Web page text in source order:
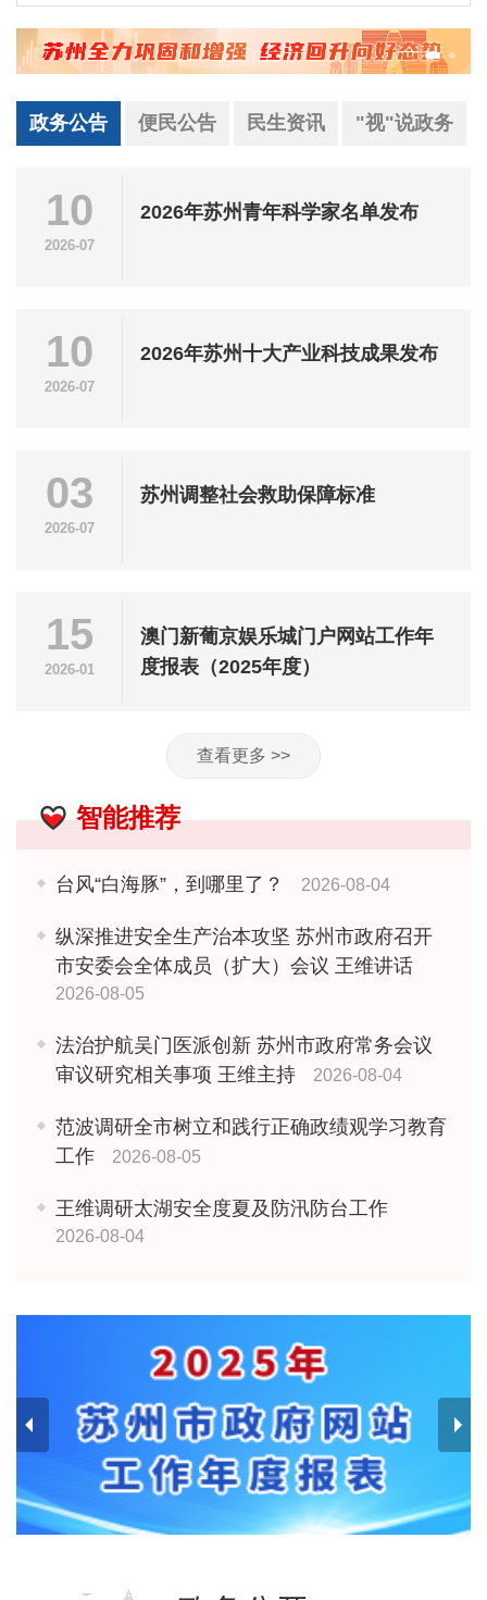
政务公告 便民公告 民生资讯 "视"说政务
10
2026-07
2026年苏州青年科学家名单发布
10
2026-07
2026年苏州十大产业科技成果发布
03
2026-07
苏州调整社会救助保障标准
15
2026-01
澳门新葡京娱乐城门户网站工作年
度报表（2025年度）
查看更多 >>
智能推荐
台风“白海豚”，到哪里了？ 2026-08-04
纵深推进安全生产治本攻坚 苏州市政府召开
市安委会全体成员（扩大）会议 王维讲话
2026-08-05
法治护航吴门医派创新 苏州市政府常务会议
审议研究相关事项 王维主持
2026-08-04
范波调研全市树立和践行正确政绩观学习教育
工作
2026-08-05
王维调研太湖安全度夏及防汛防台工作
2026-08-04